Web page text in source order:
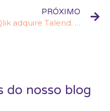
PRÓXIMO
Qlik adquire Talend. O que esperar desta fusão?
do nosso blog